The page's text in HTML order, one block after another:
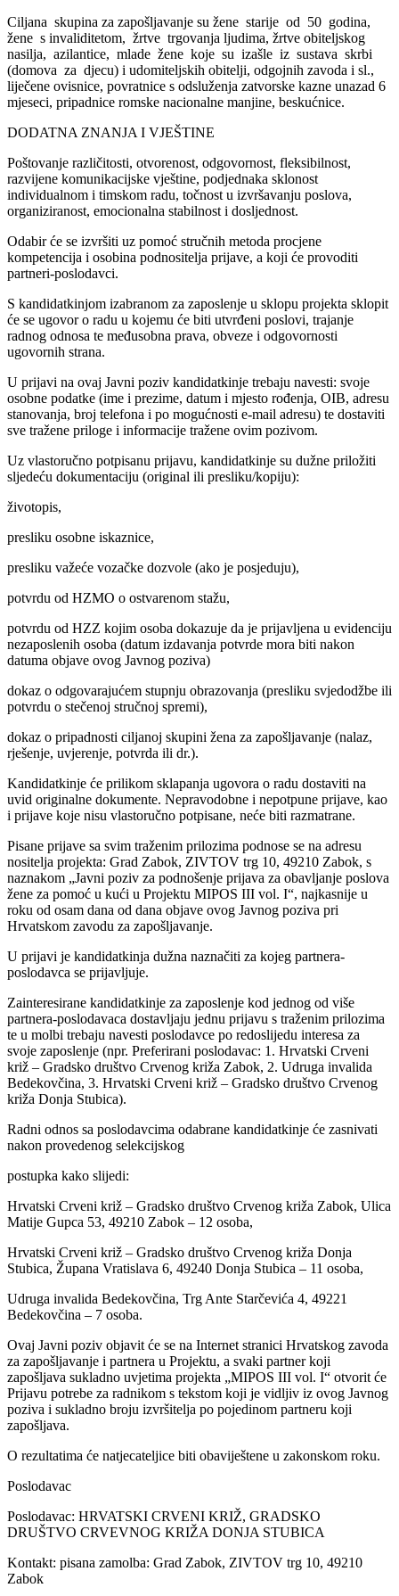
Ciljana skupina za zapošljavanje su žene starije od 50 godina,
žene s invaliditetom, žrtve trgovanja ljudima, žrtve obiteljskog
nasilja, azilantice, mlade žene koje su izašle iz sustava skrbi
(domova za djecu) i udomiteljskih obitelji, odgojnih zavoda i sl.,
liječene ovisnice, povratnice s odsluženja zatvorske kazne unazad 6
mjeseci, pripadnice romske nacionalne manjine, beskućnice.
DODATNA ZNANJA I VJEŠTINE
Poštovanje različitosti, otvorenost, odgovornost, fleksibilnost,
razvijene komunikacijske vještine, podjednaka sklonost
individualnom i timskom radu, točnost u izvršavanju poslova,
organiziranost, emocionalna stabilnost i dosljednost.
Odabir će se izvršiti uz pomoć stručnih metoda procjene
kompetencija i osobina podnositelja prijave, a koji će provoditi
partneri-poslodavci.
S kandidatkinjom izabranom za zaposlenje u sklopu projekta sklopit
će se ugovor o radu u kojemu će biti utvrđeni poslovi, trajanje
radnog odnosa te međusobna prava, obveze i odgovornosti
ugovornih strana.
U prijavi na ovaj Javni poziv kandidatkinje trebaju navesti: svoje
osobne podatke (ime i prezime, datum i mjesto rođenja, OIB, adresu
stanovanja, broj telefona i po mogućnosti e-mail adresu) te dostaviti
sve tražene priloge i informacije tražene ovim pozivom.
Uz vlastoručno potpisanu prijavu, kandidatkinje su dužne priložiti
sljedeću dokumentaciju (original ili presliku/kopiju):
životopis,
presliku osobne iskaznice,
presliku važeće vozačke dozvole (ako je posjeduju),
potvrdu od HZMO o ostvarenom stažu,
potvrdu od HZZ kojim osoba dokazuje da je prijavljena u evidenciju
nezaposlenih osoba (datum izdavanja potvrde mora biti nakon
datuma objave ovog Javnog poziva)
dokaz o odgovarajućem stupnju obrazovanja (presliku svjedodžbe ili
potvrdu o stečenoj stručnoj spremi),
dokaz o pripadnosti ciljanoj skupini žena za zapošljavanje (nalaz,
rješenje, uvjerenje, potvrda ili dr.).
Kandidatkinje će prilikom sklapanja ugovora o radu dostaviti na
uvid originalne dokumente. Nepravodobne i nepotpune prijave, kao
i prijave koje nisu vlastoručno potpisane, neće biti razmatrane.
Pisane prijave sa svim traženim prilozima podnose se na adresu
nositelja projekta: Grad Zabok, ZIVTOV trg 10, 49210 Zabok, s
naznakom „Javni poziv za podnošenje prijava za obavljanje poslova
žene za pomoć u kući u Projektu MIPOS III vol. I“, najkasnije u
roku od osam dana od dana objave ovog Javnog poziva pri
Hrvatskom zavodu za zapošljavanje.
U prijavi je kandidatkinja dužna naznačiti za kojeg partnera-
poslodavca se prijavljuje.
Zainteresirane kandidatkinje za zaposlenje kod jednog od više
partnera-poslodavaca dostavljaju jednu prijavu s traženim prilozima
te u molbi trebaju navesti poslodavce po redoslijedu interesa za
svoje zaposlenje (npr. Preferirani poslodavac: 1. Hrvatski Crveni
križ – Gradsko društvo Crvenog križa Zabok, 2. Udruga invalida
Bedekovčina, 3. Hrvatski Crveni križ – Gradsko društvo Crvenog
križa Donja Stubica).
Radni odnos sa poslodavcima odabrane kandidatkinje će zasnivati
nakon provedenog selekcijskog
postupka kako slijedi:
Hrvatski Crveni križ – Gradsko društvo Crvenog križa Zabok, Ulica
Matije Gupca 53, 49210 Zabok – 12 osoba,
Hrvatski Crveni križ – Gradsko društvo Crvenog križa Donja
Stubica, Župana Vratislava 6, 49240 Donja Stubica – 11 osoba,
Udruga invalida Bedekovčina, Trg Ante Starčevića 4, 49221
Bedekovčina – 7 osoba.
Ovaj Javni poziv objavit će se na Internet stranici Hrvatskog zavoda
za zapošljavanje i partnera u Projektu, a svaki partner koji
zapošljava sukladno uvjetima projekta „MIPOS III vol. I“ otvorit će
Prijavu potrebe za radnikom s tekstom koji je vidljiv iz ovog Javnog
poziva i sukladno broju izvršitelja po pojedinom partneru koji
zapošljava.
O rezultatima će natjecateljice biti obaviještene u zakonskom roku.
Poslodavac
Poslodavac: HRVATSKI CRVENI KRIŽ, GRADSKO
DRUŠTVO CRVEVNOG KRIŽA DONJA STUBICA
Kontakt: pisana zamolba: Grad Zabok, ZIVTOV trg 10, 49210
Zabok